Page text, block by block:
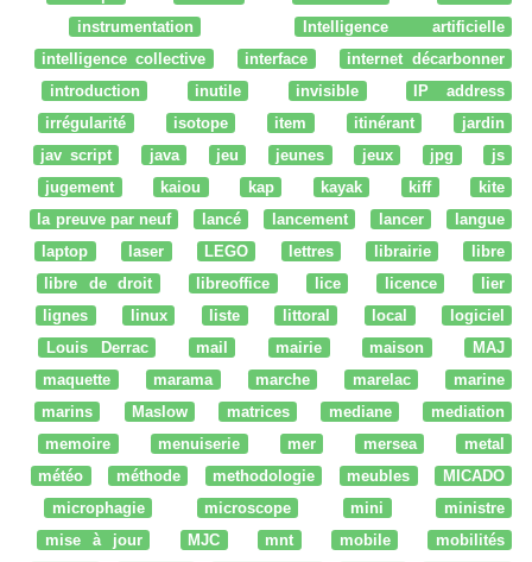
instrumentation
Intelligence artificielle
intelligence collective
interface
internet décarbonner
introduction
inutile invisible
IP address
irrégularité
isotope item itinérant
jardin
jav script
java jeu jeunes jeux jpg
js
jugement
kaiou kap kayak kiff
kite
la preuve par neuf
lancé lancement lancer
langue
laptop
laser LEGO lettres librairie
libre
libre de droit
libreoffice lice licence
lier
lignes
linux liste littoral local
logiciel
Louis Derrac
mail mairie maison
MAJ
maquette
marama marche marelac
marine
marins
Maslow matrices mediane
mediation
memoire
menuiserie mer mersea
metal
météo
méthode methodologie meubles
MICADO
microphagie
microscope mini
ministre
mise à jour
MJC mnt mobile
mobilités